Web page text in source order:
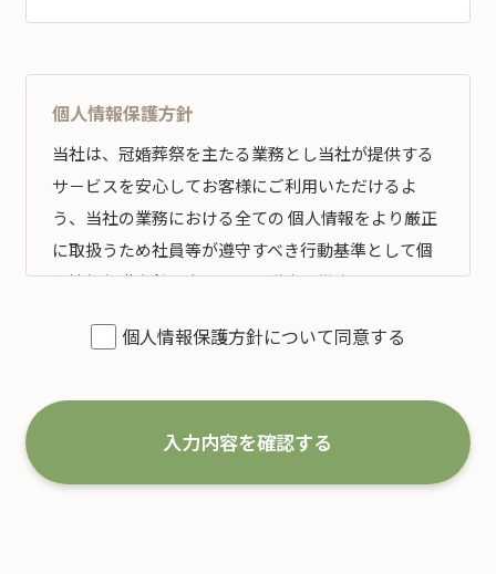
個人情報保護方針
当社は、冠婚葬祭を主たる業務とし当社が提供する
サ－ビスを安心してお客様にご利用いただけるよ
う、当社の業務における全ての 個人情報をより厳正
に取扱うため社員等が遵守すべき行動基準として個
人情報保護方針を定め、その遵守の徹底を図りま
1.事業の内容及び規模を考慮した適切な個人情報
個人情報保護方針について同意する
入力内容を確認する